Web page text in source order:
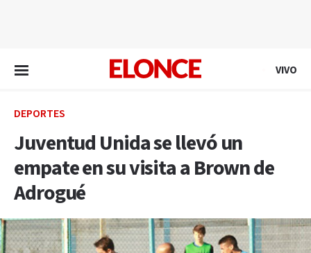
VIVO
DEPORTES
Juventud Unida se llevó un
empate en su visita a Brown de
Adrogué